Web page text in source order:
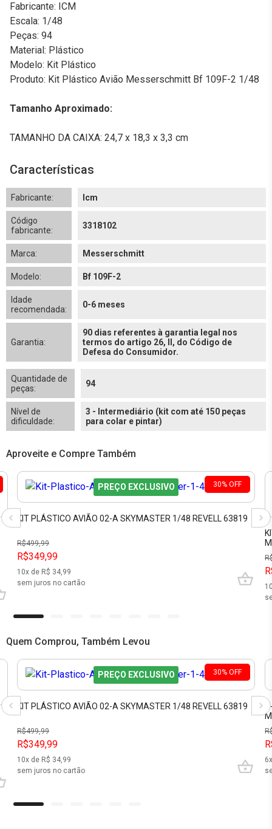
Fabricante: ICM
Escala: 1/48
Peças: 94
Material: Plástico
Modelo: Kit Plástico
Produto: Kit Plástico Avião Messerschmitt Bf 109F-2 1/48
Tamanho Aproximado:
TAMANHO DA CAIXA: 24,7 x 18,3 x 3,3 cm
Características
Fabricante: Icm
Código
fabricante:
3318102
Marca: Messerschmitt
Modelo: Bf 109F-2
Idade
recomendada:
0-6 meses
Garantia:
90 dias referentes à garantia legal nos
termos do artigo 26, II, do Código de
Defesa do Consumidor.
Quantidade de
peças:
94
Nível de
dificuldade:
3 - Intermediário (kit com até 150 peças
para colar e pintar)
Aproveite e Compre Também
30% OFF
PREÇO EXCLUSIVO
KIT PLÁSTICO AVIÃO 02-A SKYMASTER 1/48 REVELL 63819
R$499,99
R$349,99
10x de R$ 34,99
sem juros no cartão
Quem Comprou, Também Levou
30% OFF
PREÇO EXCLUSIVO
KIT PLÁSTICO AVIÃO 02-A SKYMASTER 1/48 REVELL 63819
R$499,99
R$349,99
10x de R$ 34,99
sem juros no cartão
6